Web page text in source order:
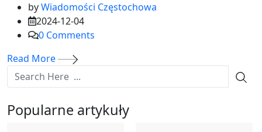
byWiadomości Częstochowa
2024-12-04
0 Comments
Read More
Popularne artykuły